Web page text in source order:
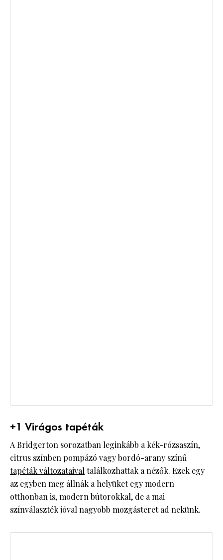
+1 Virágos tapéták
A Bridgerton sorozatban leginkább a kék-rózsaszín,
citrus színben pompázó vagy bordó-arany színű
tapéták változataival találkozhattak a nézők. Ezek egy
az egyben meg állnák a helyüket egy modern
otthonban is, modern bútorokkal, de a mai
színválaszték jóval nagyobb mozgásteret ad nekünk.